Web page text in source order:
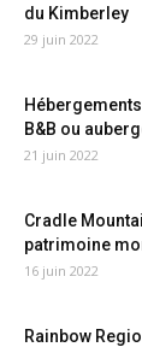
du Kimberley
29 juin 2022
B&B ou
21 juin 2022
Cradle
patrimoine
16 juin 2022
Rainbow